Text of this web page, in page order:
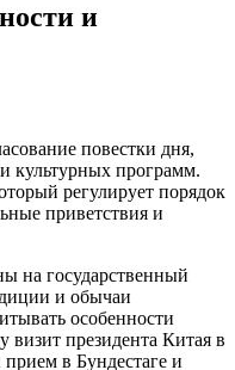
и
повестки дня,
культурных программ.
регулирует порядок
приветствия и
на государственный
и обычаи
особенности
визит президента Китая в
в Бундестаге и